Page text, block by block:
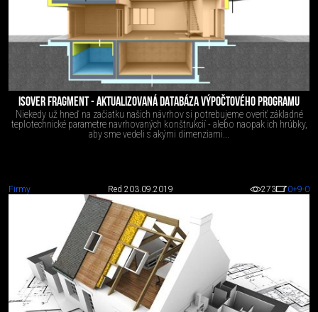
ISOVER FRAGMENT - AKTUALIZOVANÁ DATABÁZA VÝPOČTOVÉHO PROGRAMU
Niekedy už hneď na začiatku našich návrhov si potrebujeme overiť základné
teplotechnické parametre navrhovaných konštrukcií - alebo naopak ich hrúbky,
aby sme vedeli s akými dimenziami...
Firmy Red 2 03.09.2019 273 0+9-0